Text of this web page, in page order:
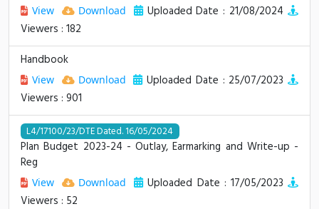
View Download
Uploaded Date : 21/08/2024
Viewers : 182
Handbook
View Download
Uploaded Date : 25/07/2023
Viewers : 901
L4/17100/23/DTE Dated. 16/05/2024
Plan Budget 2023-24 - Outlay, Earmarking and Write-up -
Reg
View Download
Uploaded Date : 17/05/2023
Viewers : 52